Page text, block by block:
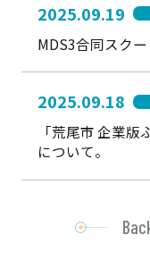
2025.09.19
MDS3合同スク
2025.09.18
「荒尾市 企業版
について。